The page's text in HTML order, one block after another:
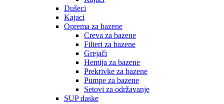
Dušeci
Kajaci
Oprema za bazene
Creva za bazene
Filteri za bazene
Grejači
Hemija za bazene
Prekrivke za bazene
Pumpe za bazene
Setovi za održavanje
SUP daske